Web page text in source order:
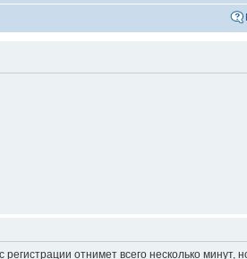
отнимет всего несколько минут,